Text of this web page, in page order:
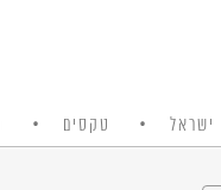
ישראל טקסים